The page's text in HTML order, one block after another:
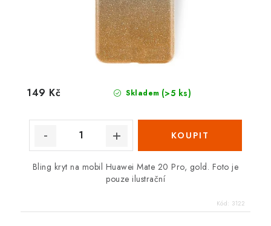
Skladem (>5 ks)
149 Kč
Bling kryt na mobil Huawei Mate 20 Pro, gold. Foto je
pouze ilustrační
Kód: 3122